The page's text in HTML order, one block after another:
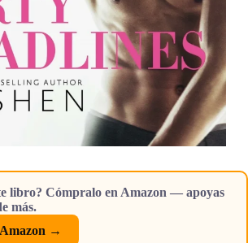
libro? Cómpralo en Amazon — apoyas
más.
→